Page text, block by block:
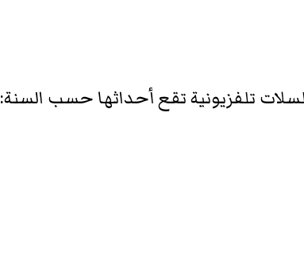
تلفزيونية تقع أحداثها حسب السنة: